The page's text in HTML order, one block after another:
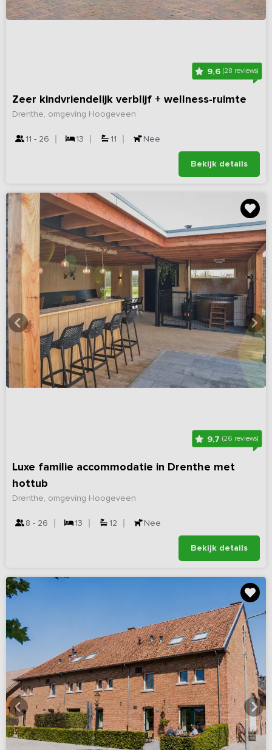
9,6 (28 reviews)
Zeer kindvriendelijk verblijf + wellness-ruimte
Drenthe, omgeving Hoogeveen
11 - 26 13 11 Nee
Bekijk details
9,7 (26 reviews)
Luxe familie accommodatie in Drenthe met
hottub
Drenthe, omgeving Hoogeveen
8 - 26 13 12 Nee
Bekijk details